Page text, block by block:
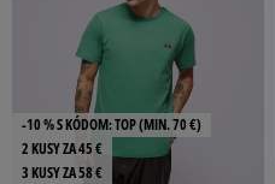
-10 % S KÓDOM: TOP (MIN. 70 €)
2 KUSY ZA 45 €
3 KUSY ZA 58 €